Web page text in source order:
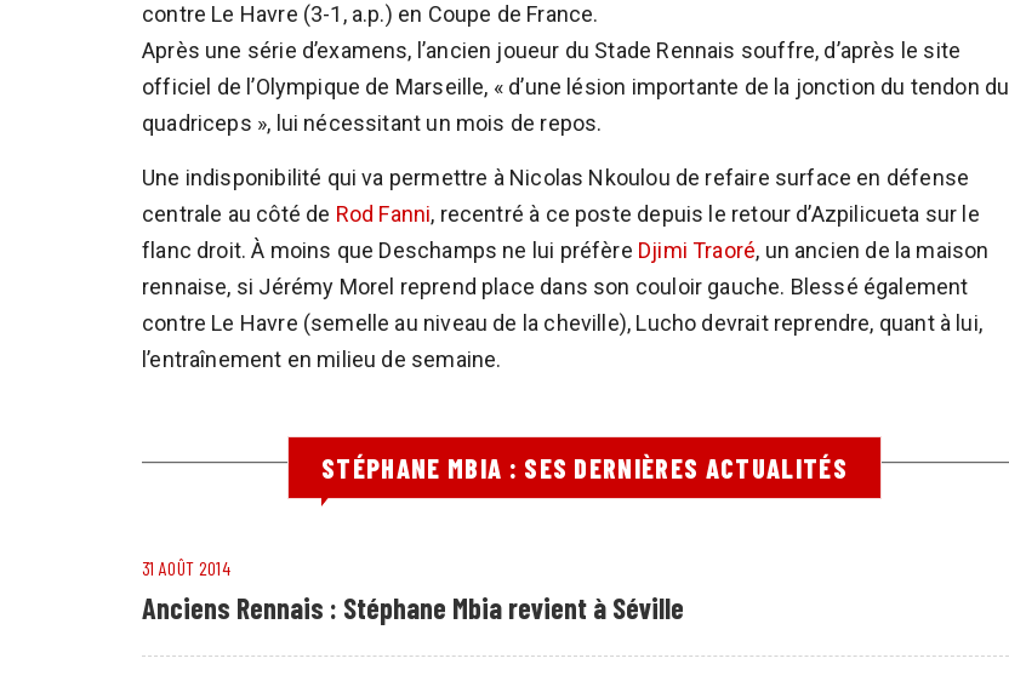
contre Le Havre (3-1, a.p.) en Coupe de France.
Après une série d’examens, l’ancien joueur du Stade Rennais souffre, d’après le site
officiel de l’Olympique de Marseille, « d’une lésion importante de la jonction du tendon du
quadriceps », lui nécessitant un mois de repos.
Une indisponibilité qui va permettre à Nicolas Nkoulou de refaire surface en défense
centrale au côté de Rod Fanni, recentré à ce poste depuis le retour d’Azpilicueta sur le
flanc droit. À moins que Deschamps ne lui préfère Djimi Traoré, un ancien de la maison
rennaise, si Jérémy Morel reprend place dans son couloir gauche. Blessé également
contre Le Havre (semelle au niveau de la cheville), Lucho devrait reprendre, quant à lui,
l’entraînement en milieu de semaine.
STÉPHANE MBIA : SES DERNIÈRES ACTUALITÉS
31 AOÛT 2014
Anciens Rennais : Stéphane Mbia revient à Séville